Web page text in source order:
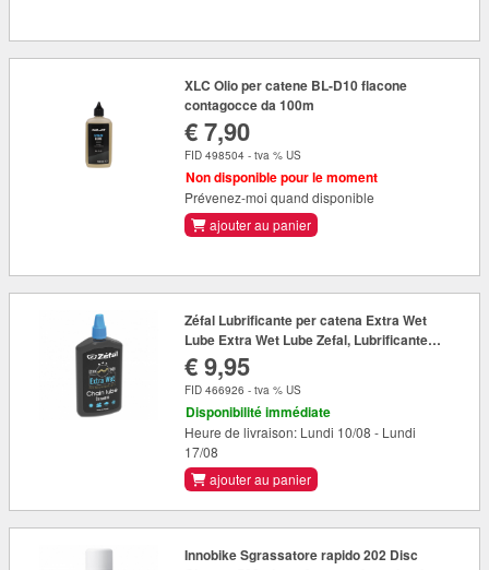
XLC Olio per catene BL-D10 flacone
contagocce da 100m
€ 7,90
FID 498504 - tva % US
Non disponible pour le moment
Prévenez-moi quand disponible
ajouter au panier
Zéfal Lubrificante per catena Extra Wet
Lube Extra Wet Lube Zefal, Lubrificante
premium 125ml bottiglia
€ 9,95
FID 466926 - tva % US
Disponibilité immédiate
Heure de livraison: Lundi 10/08 - Lundi
17/08
ajouter au panier
Innobike Sgrassatore rapido 202 Disc